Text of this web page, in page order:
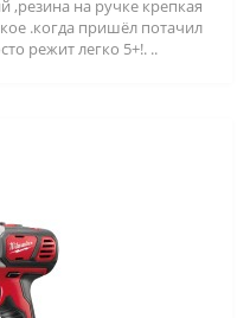
,резина на ручке крепкая
.когда пришёл потачил
режит легко 5+!. ..